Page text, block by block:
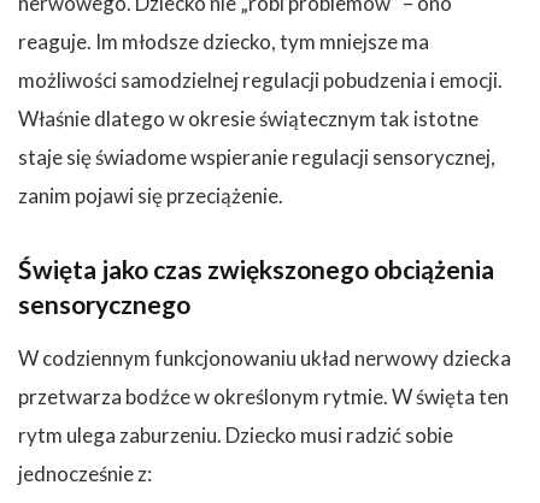
reaguje. Im młodsze dziecko, tym mniejsze ma
możliwości samodzielnej regulacji pobudzenia i emocji.
Właśnie dlatego w okresie świątecznym tak istotne
staje się świadome wspieranie regulacji sensorycznej,
zanim pojawi się przeciążenie.
Święta jako czas zwiększonego obciążenia
sensorycznego
W codziennym funkcjonowaniu układ nerwowy dziecka
przetwarza bodźce w określonym rytmie. W święta ten
rytm ulega zaburzeniu. Dziecko musi radzić sobie
jednocześnie z: